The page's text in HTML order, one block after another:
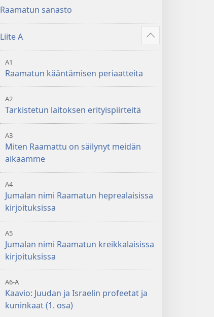
Raamatun sanasto
Liite A
Näytä
enemmän
A1
Raamatun kääntämisen periaatteita
A2
Tarkistetun laitoksen erityispiirteitä
A3
Miten Raamattu on säilynyt meidän
aikaamme
A4
Jumalan nimi Raamatun heprealaisissa
kirjoituksissa
A5
Jumalan nimi Raamatun kreikkalaisissa
kirjoituksissa
A6-A
Kaavio: Juudan ja Israelin profeetat ja
kuninkaat (1. osa)